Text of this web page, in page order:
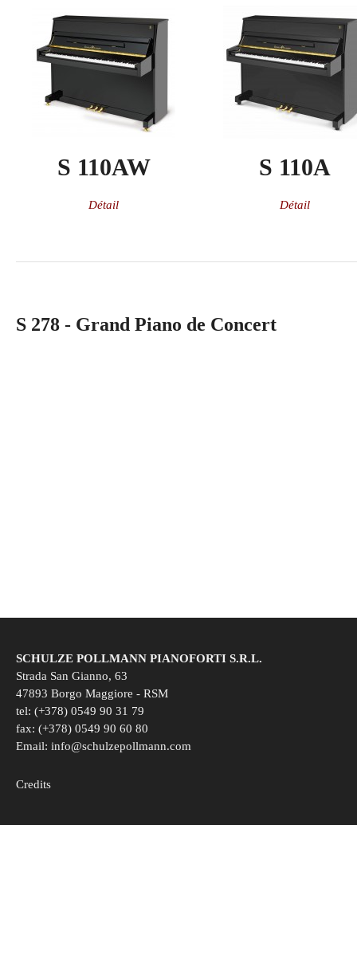
S 110AW
Détail
S 110A
Détail
S 278 - Grand Piano de Concert
SCHULZE POLLMANN PIANOFORTI S.R.L.
Strada San Gianno, 63
47893 Borgo Maggiore - RSM
tel: (+378) 0549 90 31 79
fax: (+378) 0549 90 60 80
Email: info@schulzepollmann.com
Credits